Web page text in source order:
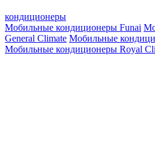
кондиционеры
Мобильные кондиционеры Funai
General Climate Мобильные
Мобильные кондиционеры Royal